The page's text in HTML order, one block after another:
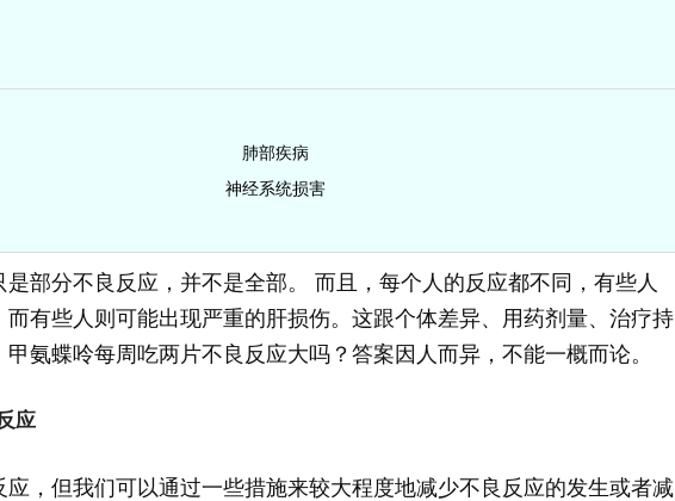
肺部疾病
神经系统损害
部分不良反应，并不是全部。 而且，每个人的反应都不同，有些人
有些人则可能出现严重的肝损伤。这跟个体差异、用药剂量、治疗持
氨蝶呤每周吃两片不良反应大吗？答案因人而异，不能一概而论。
应
应，但我们可以通过一些措施来较大程度地减少不良反应的发生或者减